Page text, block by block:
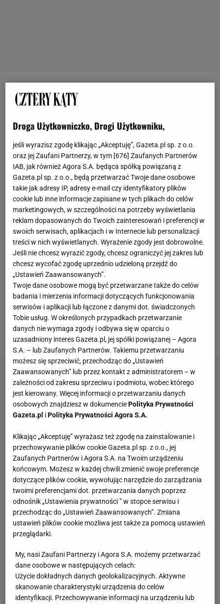
Kryształowe żyrandole: efektowne modele
Są synonimem klasy i elegancji, a przy okazji są
bardzo efektowne - szczególnie modele, które
znajdziesz w ofercie sklepu internetowego Lumina
Deco. Jednym z naszych faworytów
jest kryształowy model z kolekcji DENICA.
Wykonany z wysokiej jakości kryształów, poczynając
od podstawek pod oprawy, mieniących się w świetle
wisiorków ozdabiających abażury i szkielet
żyrandola, kończąc na półkolistej dekoracji
umieszczonej na spodzie lampy. Abażury pokryte są
srebrną połyskującą tkaniną z szykownym
oblamowaniem na brzegach. Czarująco oświetli
każde pomieszczenie, a najlepiej sprawdzi się w
reprezentacyjnej części domu, czyli w salonie lub
jadalni.
Droga Użytkowniczko, Drogi Użytkowniku,
jeśli wyrazisz zgodę klikając „Akceptuję”, Gazeta.pl sp. z o.o.
oraz jej Zaufani Partnerzy, w tym [ 676 ] Zaufanych Partnerów
IAB, jak również Agora S.A. będąca spółką powiązaną z
Gazeta.pl sp. z o.o., będą przetwarzać Twoje dane osobowe
takie jak adresy IP, adresy e-mail czy identyfikatory plików
cookie lub inne informacje zapisane w tych plikach do celów
marketingowych, w szczególności na potrzeby wyświetlania
reklam dopasowanych do Twoich zainteresowań i preferencji w
swoich serwisach, aplikacjach i w Internecie lub personalizacji
treści w nich wyświetlanych. Wyrażenie zgody jest dobrowolne.
Jeśli nie chcesz wyrazić zgody, chcesz ograniczyć jej zakres lub
chcesz wycofać zgodę uprzednio udzieloną przejdź do
„Ustawień Zaawansowanych”.
Twoje dane osobowe mogą być przetwarzane także do celów
badania i mierzenia informacji dotyczących funkcjonowania
serwisów i aplikacji lub łączone z danymi dot. świadczonych
Tobie usług. W określonych przypadkach przetwarzanie
danych nie wymaga zgody i odbywa się w oparciu o
uzasadniony interes Gazeta.pl, jej spółki powiązanej – Agora
S.A. – lub Zaufanych Partnerów. Takiemu przetwarzaniu
możesz się sprzeciwić, przechodząc do „Ustawień
Zaawansowanych” lub przez kontakt z administratorem – w
zależności od zakresu sprzeciwu i podmiotu, wobec którego
jest kierowany. Więcej informacji o przetwarzaniu danych
osobowych znajdziesz w dokumencie Polityka Prywatności
Gazeta.pl i Polityka Prywatności Agora S.A.
Klikając „Akceptuję” wyrażasz też zgodę na zainstalowanie i
przechowywanie plików cookie Gazeta.pl sp. z o.o., jej
Zaufanych Partnerów i Agora S.A. na Twoim urządzeniu
końcowym. Możesz w każdej chwili zmienić swoje preferencje
dotyczące plików cookie, wywołując narzędzie do zarządzania
twoimi preferencjami dot. przetwarzania danych poprzez
odnośnik „Ustawienia prywatności ” w stopce serwisu i
przechodząc do „Ustawień Zaawansowanych”. Zmiana
ustawień plików cookie możliwa jest także za pomocą ustawień
przeglądarki.
My, nasi Zaufani Partnerzy i Agora S.A. możemy przetwarzać
dane osobowe w następujących celach:
Użycie dokładnych danych geolokalizacyjnych. Aktywne
skanowanie charakterystyki urządzenia do celów
identyfikacji. Przechowywanie informacji na urządzeniu lub